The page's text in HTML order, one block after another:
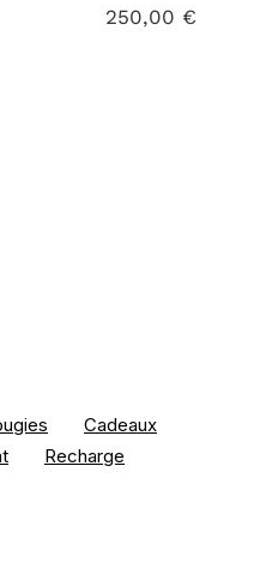
250,00 €
Cadeaux
Recharge